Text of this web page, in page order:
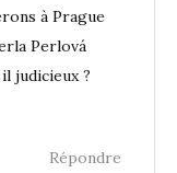
à Prague
Perlová
judicieux ?
Répondre